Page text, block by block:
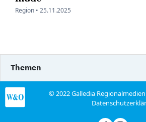
Region • 25.11.2025
Themen
© 2022 Galledia